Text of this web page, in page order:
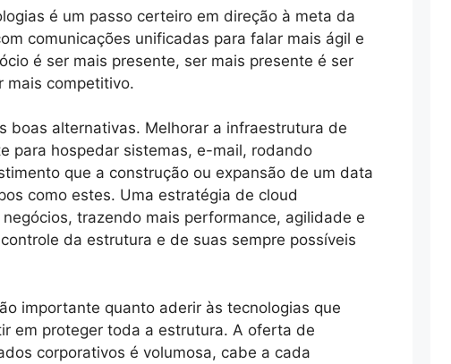
é um passo certeiro em direção à meta da
comunicações unificadas para falar mais ágil e
é ser mais presente, ser mais presente é ser
mais competitivo.
boas alternativas. Melhorar a infraestrutura de
para hospedar sistemas, e-mail, rodando
que a construção ou expansão de um data
como estes. Uma estratégia de cloud
trazendo mais performance, agilidade e
da estrutura e de suas sempre possíveis
importante quanto aderir às tecnologias que
em proteger toda a estrutura. A oferta de
corporativos é volumosa, cabe a cada